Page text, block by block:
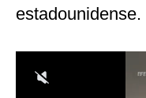
Podcast
Videos
estadounidense.